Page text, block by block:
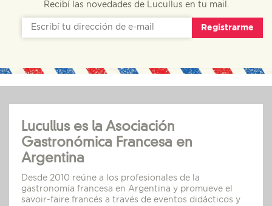
Recibí las novedades de Lucullus en tu mail.
Registrarme
Lucullus es la Asociación
Gastronómica Francesa en
Argentina
Desde 2010 reúne a los profesionales de la
gastronomía francesa en Argentina y promueve el
savoir-faire francés a través de eventos didácticos y